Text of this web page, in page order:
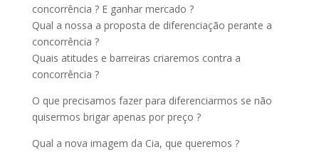
concorrência ? E ganhar mercado ?
Qual a nossa a proposta de diferenciação perante a
concorrência ?
Quais atitudes e barreiras criaremos contra a
concorrência ?
O que precisamos fazer para diferenciarmos se não
quisermos brigar apenas por preço ?
Qual a nova imagem da Cia, que queremos ?